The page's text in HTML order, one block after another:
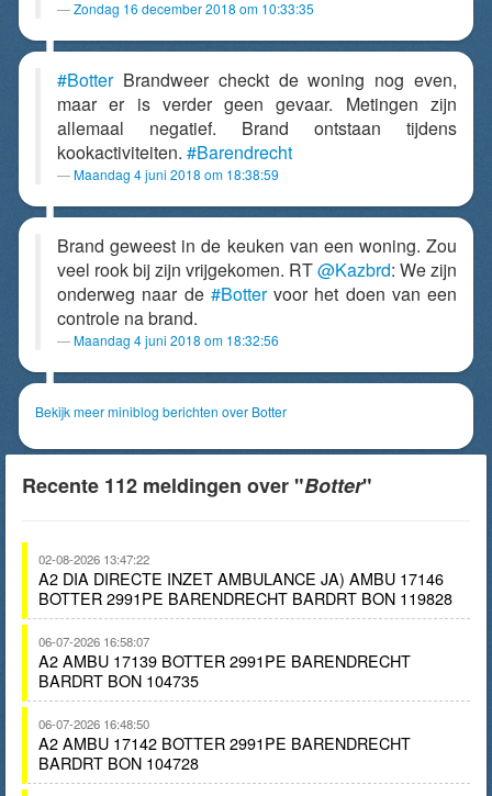
Zondag 16 december 2018 om 10:33:35
#BotterBrandweer checkt de woning nog even,
maar er is verder geen gevaar. Metingen zijn
allemaal negatief. Brand ontstaan tijdens
kookactiviteiten. #Barendrecht
Maandag 4 juni 2018 om 18:38:59
Brand geweest in de keuken van een woning. Zou
veel rook bij zijn vrijgekomen. RT@Kazbrd: We zijn
onderweg naar de #Bottervoor het doen van een
controle na brand.
Maandag 4 juni 2018 om 18:32:56
Bekijk meer miniblog berichten over Botter
Recente 112 meldingen over "Botter"
02-08-2026 13:47:22
A2 DIA DIRECTE INZET AMBULANCE JA) AMBU 17146
BOTTER 2991PE BARENDRECHT BARDRT BON 119828
06-07-2026 16:58:07
A2 AMBU 17139 BOTTER 2991PE BARENDRECHT
BARDRT BON 104735
06-07-2026 16:48:50
A2 AMBU 17142 BOTTER 2991PE BARENDRECHT
BARDRT BON 104728